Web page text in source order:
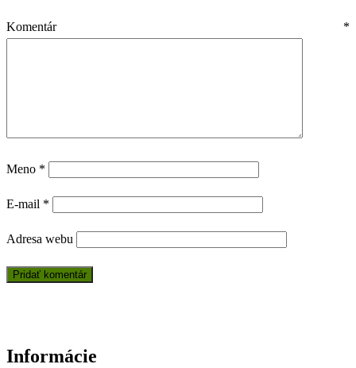
Komentár *
Meno *
E-mail *
Adresa webu
Informácie